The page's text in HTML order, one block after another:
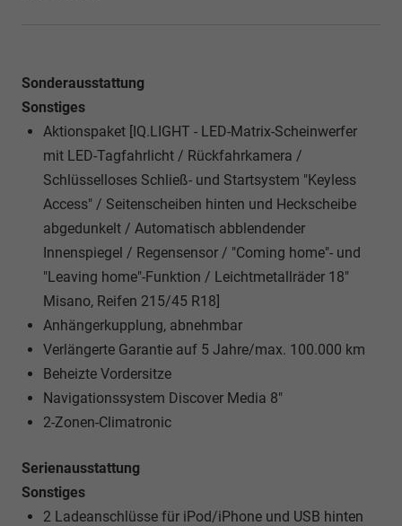
Sonderausstattung
Sonstiges
Aktionspaket [IQ.LIGHT - LED-Matrix-Scheinwerfer
mit LED-Tagfahrlicht / Rückfahrkamera /
Schlüsselloses Schließ- und Startsystem "Keyless
Access" / Seitenscheiben hinten und Heckscheibe
abgedunkelt / Automatisch abblendender
Innenspiegel / Regensensor / "Coming home"- und
"Leaving home"-Funktion / Leichtmetallräder 18"
Misano, Reifen 215/45 R18]
Anhängerkupplung, abnehmbar
Verlängerte Garantie auf 5 Jahre/max. 100.000 km
Beheizte Vordersitze
Navigationssystem Discover Media 8"
2-Zonen-Climatronic
Serienausstattung
Sonstiges
2 Ladeanschlüsse für iPod/iPhone und USB hinten